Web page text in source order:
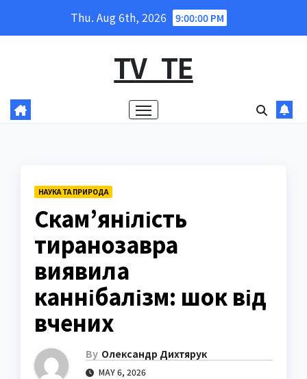
Thu. Aug 6th, 2026 9:00:01 PM
TV_TE
НАУКА ТА ПРИРОДА
Скам’янілість
тиранозавра
виявила
каннібалізм: шок від
вчених
By Олександр Дихтярук
MAY 6, 2026